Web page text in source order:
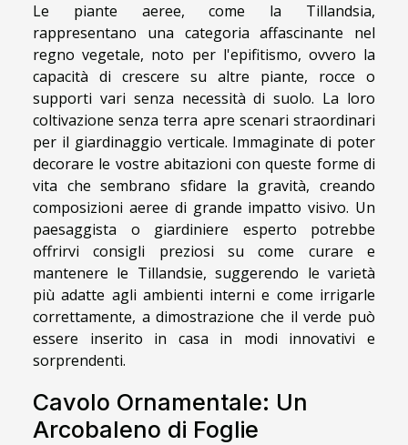
Le piante aeree, come la Tillandsia,
rappresentano una categoria affascinante nel
regno vegetale, noto per l'epifitismo, ovvero la
capacità di crescere su altre piante, rocce o
supporti vari senza necessità di suolo. La loro
coltivazione senza terra apre scenari straordinari
per il giardinaggio verticale. Immaginate di poter
decorare le vostre abitazioni con queste forme di
vita che sembrano sfidare la gravità, creando
composizioni aeree di grande impatto visivo. Un
paesaggista o giardiniere esperto potrebbe
offrirvi consigli preziosi su come curare e
mantenere le Tillandsie, suggerendo le varietà
più adatte agli ambienti interni e come irrigarle
correttamente, a dimostrazione che il verde può
essere inserito in casa in modi innovativi e
sorprendenti.
Cavolo Ornamentale: Un
Arcobaleno di Foglie